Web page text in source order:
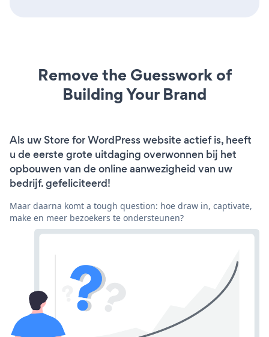
Remove the Guesswork of
Building Your Brand
Als uw Store for WordPress website actief is, heeft
u de eerste grote uitdaging overwonnen bij het
opbouwen van de online aanwezigheid van uw
bedrijf. gefeliciteerd!
Maar daarna komt a tough question: hoe draw in, captivate,
make en meer bezoekers te ondersteunen?